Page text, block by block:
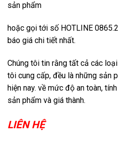
sản phẩm
hoặc gọi tới số HOTLINE
báo giá chi tiết nhất.
Chúng tôi tin rằng tất cả các
tôi cung cấp, đều là những sản
hiện nay. về mức độ an toàn,
sản phẩm và giá thành.
LIÊN HỆ